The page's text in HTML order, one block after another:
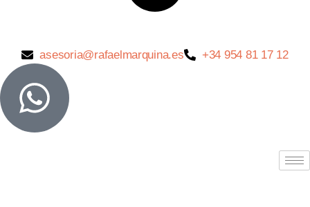
asesoria@rafaelmarquina.es +34 954 81 17 12